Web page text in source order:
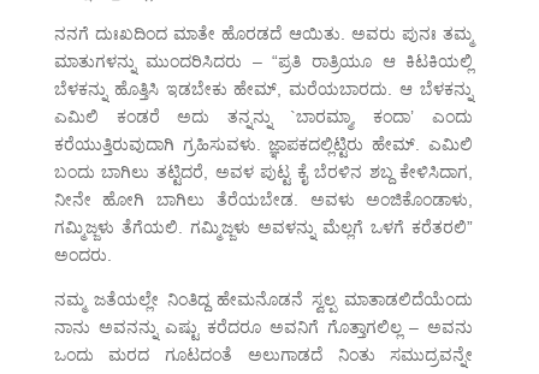
ನನಗೆ ದುಃಖದಿಂದ ಮಾತೇ ಹೊರಡದೆ ಆಯಿತು. ಅವರು ಪುನಃ ತಮ್ಮ
ಮಾತುಗಳನ್ನು ಮುಂದರಿಸಿದರು – “ಪ್ರತಿ ರಾತ್ರಿಯೂ ಆ ಕಿಟಕಿಯಲ್ಲಿ
ಬೆಳಕನ್ನು ಹೊತ್ತಿಸಿ ಇಡಬೇಕು ಹೇಮ್, ಮರೆಯಬಾರದು. ಆ ಬೆಳಕನ್ನು
ಎಮಿಲಿ ಕಂಡರೆ ಅದು ತನ್ನನ್ನು `ಬಾರಮ್ಮಾ, ಕಂದಾ’ ಎಂದು
ಕರೆಯುತ್ತಿರುವುದಾಗಿ ಗ್ರಹಿಸುವಳು. ಜ್ಞಾಪಕದಲ್ಲಿಟ್ಟಿರು ಹೇಮ್. ಎಮಿಲಿ
ಬಂದು ಬಾಗಿಲು ತಟ್ಟಿದರೆ, ಅವಳ ಪುಟ್ಟ ಕೈ ಬೆರಳಿನ ಶಬ್ದ ಕೇಳಿಸಿದಾಗ,
ನೀನೇ ಹೋಗಿ ಬಾಗಿಲು ತೆರೆಯಬೇಡ. ಅವಳು ಅಂಜಿಕೊಂಡಾಳು,
ಗಮ್ಮಿಜ್ಜಳು ತೆಗೆಯಲಿ. ಗಮ್ಮಿಜ್ಜಳು ಅವಳನ್ನು ಮೆಲ್ಲಗೆ ಒಳಗೆ ಕರೆತರಲಿ”
ಅಂದರು.
ನಮ್ಮ ಜತೆಯಲ್ಲೇ ನಿಂತಿದ್ದ ಹೇಮನೊಡನೆ ಸ್ವಲ್ಪ ಮಾತಾಡಲಿದೆಯೆಂದು
ನಾನು ಅವನನ್ನು ಎಷ್ಟು ಕರೆದರೂ ಅವನಿಗೆ ಗೊತ್ತಾಗಲಿಲ್ಲ – ಅವನು
ಒಂದು ಮರದ ಗೂಟದಂತೆ ಅಲುಗಾಡದೆ ನಿಂತು ಸಮುದ್ರವನ್ನೇ